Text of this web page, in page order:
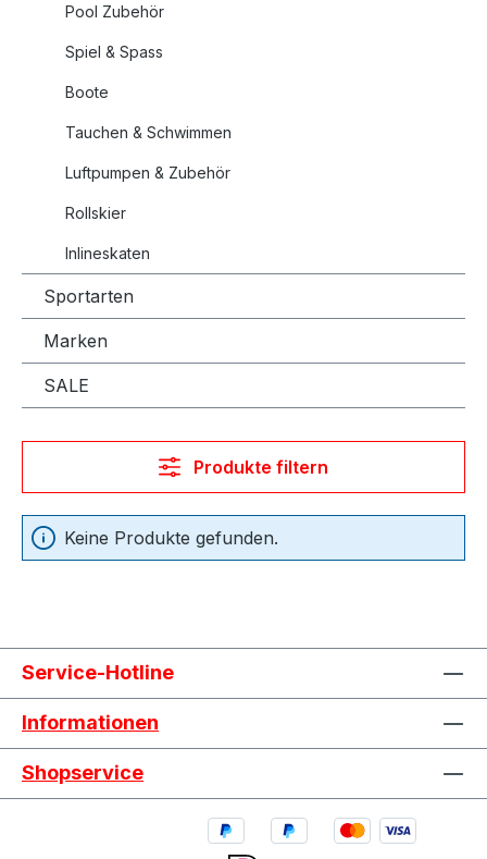
Pool Zubehör
Spiel & Spass
Boote
Tauchen & Schwimmen
Luftpumpen & Zubehör
Rollskier
Inlineskaten
Sportarten
Marken
SALE
Produkte filtern
Keine Produkte gefunden.
Service-Hotline
Informationen
Shopservice